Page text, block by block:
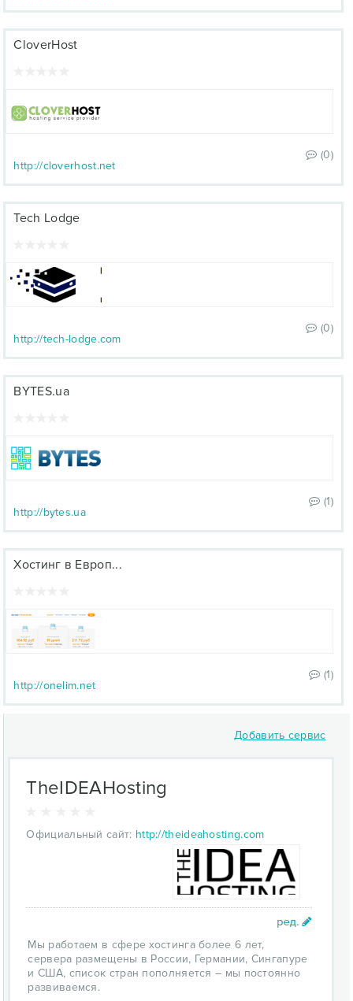
CloverHost
(0)
http://cloverhost.net
Tech Lodge
(0)
http://tech-lodge.com
BYTES.ua
(1)
http://bytes.ua
Хостинг в Европ...
(1)
http://onelim.net
Добавить сервис
TheIDEAHosting
Официальный сайт: http://theideahosting.com
Мы работаем в сфере хостинга более 6 лет,
сервера размещены в России, Германии, Сингапуре
и США, список стран пополняется – мы постоянно
развиваемся.